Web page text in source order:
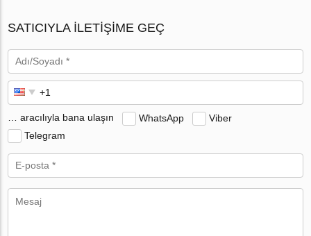
SATICIYLA ILETIŞIME GEÇ
… aracılıyla bana ulaşın WhatsApp
Viber
Telegram